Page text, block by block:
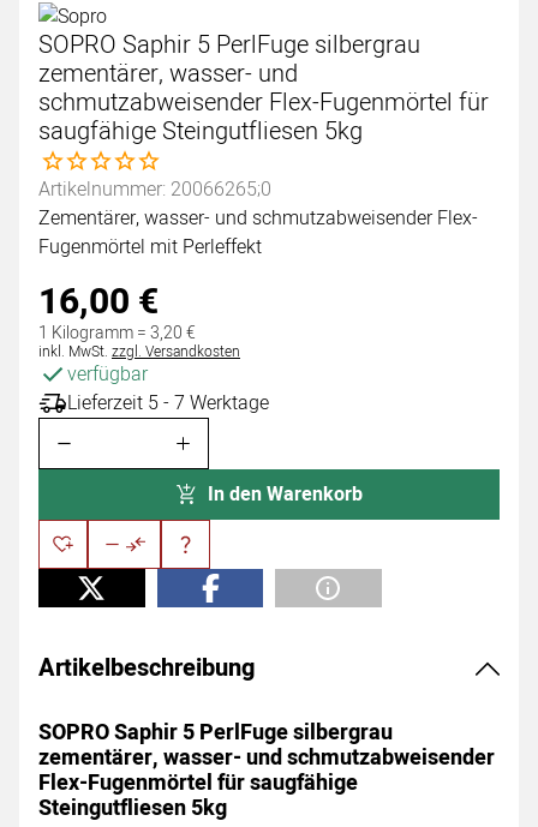
SOPRO Saphir 5 PerlFuge silbergrau
zementärer, wasser- und
schmutzabweisender Flex-Fugenmörtel für
saugfähige Steingutfliesen 5kg
Noch keine Bewertungen abgegeben
Artikelnummer: 20066265;0
Zementärer, wasser- und schmutzabweisender Flex-
Fugenmörtel mit Perleffekt
16,00 €
1 Kilogramm =3,20€
Steuerhinweis:
inkl. MwSt. zzgl. Versandkosten
verfügbar
Lieferzeit 5 - 7 Werktage
In den Warenkorb
Artikelbeschreibung
SOPRO Saphir 5 PerlFuge silbergrau
zementärer, wasser- und schmutzabweisender
Flex-Fugenmörtel für saugfähige
Steingutfliesen 5kg